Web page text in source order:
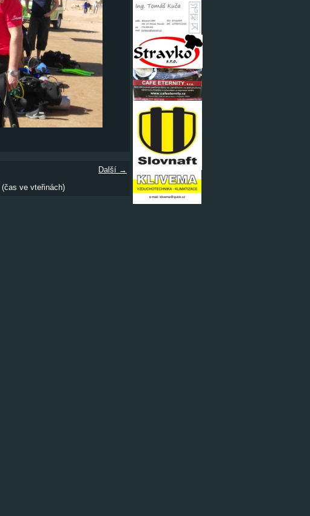
Další →
(čas ve vteřinách)